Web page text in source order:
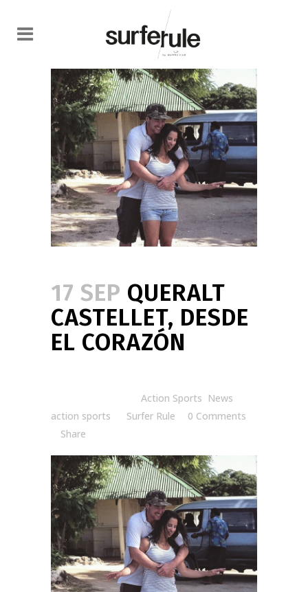
17 SEP QUERALT
CASTELLET, DESDE
EL CORAZÓN
Action Sports News
action sports
Surfer Rule
0 Comments
Share